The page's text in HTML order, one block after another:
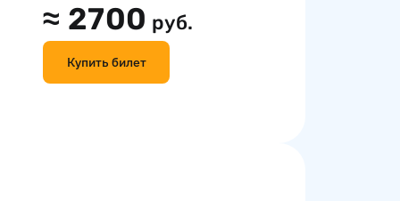
≈ 2700 руб.
Купить билет